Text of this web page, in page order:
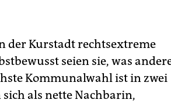
der Kurstadt rechtsextreme
seien sie, was
Kommunalwahl ist in zwei
als nette Nachbarin,